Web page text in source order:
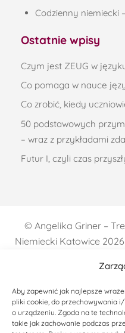
Aby zapewnić jak najlepsze
pliki cookie, do przechowywania
o urządzeniu. Zgoda na te
takie jak zachowanie podczas
Codzienny niemiecki
Ostatnie wpisy
Czym jest ZEUG w
Co pomaga w nauce
Co zrobić, kiedy
50 podstawowych
– wraz z przykładami
Futur I, czyli czas
© Angelika Griner –
Niemiecki Katowice2026